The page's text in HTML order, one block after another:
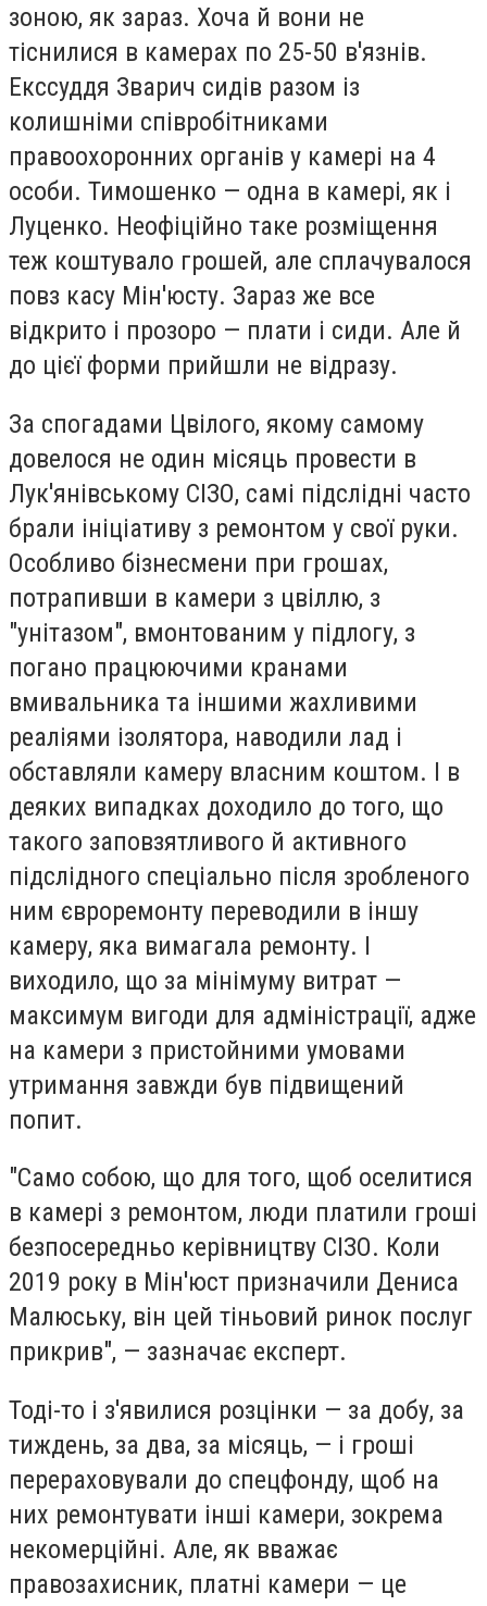
зоною, як зараз. Хоча й вони не
тіснилися в камерах по 25-50 в'язнів.
Екссуддя Зварич сидів разом із
колишніми співробітниками
правоохоронних органів у камері на 4
особи. Тимошенко — одна в камері, як і
Луценко. Неофіційно таке розміщення
теж коштувало грошей, але сплачувалося
повз касу Мін'юсту. Зараз же все
відкрито і прозоро — плати і сиди. Але й
до цієї форми прийшли не відразу.
За спогадами Цвілого, якому самому
довелося не один місяць провести в
Лук'янівському СІЗО, самі підслідні часто
брали ініціативу з ремонтом у свої руки.
Особливо бізнесмени при грошах,
потрапивши в камери з цвіллю, з
"унітазом", вмонтованим у підлогу, з
погано працюючими кранами
вмивальника та іншими жахливими
реаліями ізолятора, наводили лад і
обставляли камеру власним коштом. І в
деяких випадках доходило до того, що
такого заповзятливого й активного
підслідного спеціально після зробленого
ним євроремонту переводили в іншу
камеру, яка вимагала ремонту. І
виходило, що за мінімуму витрат —
максимум вигоди для адміністрації, адже
на камери з пристойними умовами
утримання завжди був підвищений
попит.
"Само собою, що для того, щоб оселитися
в камері з ремонтом, люди платили гроші
безпосередньо керівництву СІЗО. Коли
2019 року в Мін'юст призначили Дениса
Малюську, він цей тіньовий ринок послуг
прикрив", — зазначає експерт.
Тоді-то і з'явилися розцінки — за добу, за
тиждень, за два, за місяць, — і гроші
перераховували до спецфонду, щоб на
них ремонтувати інші камери, зокрема
некомерційні. Але, як вважає
правозахисник, платні камери — це